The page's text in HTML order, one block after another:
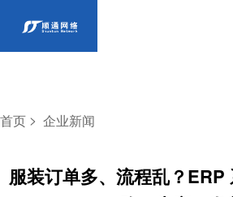
首页 > 企业新闻
服装订单多、流程乱？ERP